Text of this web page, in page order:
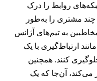
روابط را درک
مشتری را به‌طور
به تیم‌های آژانس
با یک
کنند. همچنین
آن‌جا که یک